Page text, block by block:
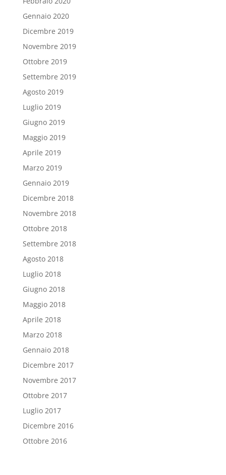
Gennaio 2020
Dicembre 2019
Novembre 2019
Ottobre 2019
Settembre 2019
Agosto 2019
Luglio 2019
Giugno 2019
Maggio 2019
Aprile 2019
Marzo 2019
Gennaio 2019
Dicembre 2018
Novembre 2018
Ottobre 2018
Settembre 2018
Agosto 2018
Luglio 2018
Giugno 2018
Maggio 2018
Aprile 2018
Marzo 2018
Gennaio 2018
Dicembre 2017
Novembre 2017
Ottobre 2017
Luglio 2017
Dicembre 2016
Ottobre 2016